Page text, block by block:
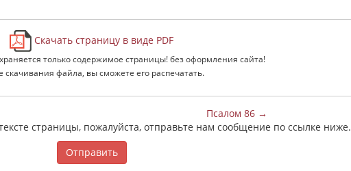
Скачать страницу в виде PDF
только содержимое страницы! без оформления сайта!
скачивания файла, вы сможете его распечатать.
Псалом 86 →
страницы, пожалуйста, отправьте нам сообщение по ссылке ниже.
Отправить